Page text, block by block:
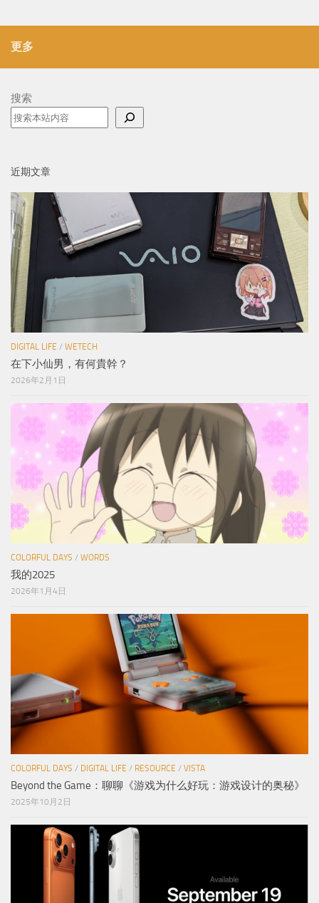
更多
搜索
近期文章
DIGITAL LIFE / WETECH
在下小仙男，有何貴幹？
2026年2月1日
COLORFUL DAYS / WORDS
我的2025
2026年1月4日
COLORFUL DAYS / DIGITAL LIFE / RESOURCE / VISTA
Beyond the Game：聊聊《游戏为什么好玩：游戏设计的奥秘》
2025年10月2日